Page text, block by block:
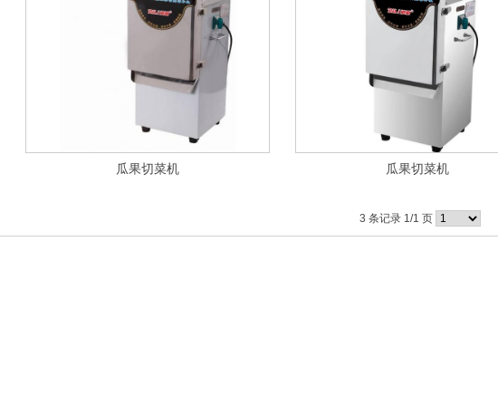
瓜果切菜机 瓜果切菜机
3 条记录 1/1 页